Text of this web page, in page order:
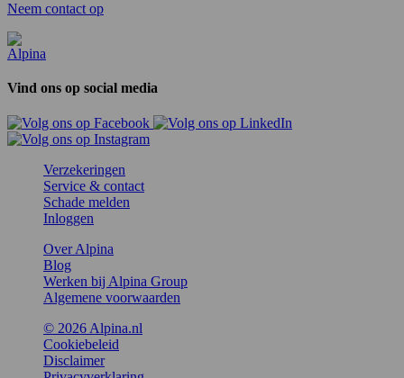
Neem contact op
Vind ons op social media
Verzekeringen
Service & contact
Schade melden
Inloggen
Over Alpina
Blog
Werken bij Alpina Group
Algemene voorwaarden
© 2026 Alpina.nl
Cookiebeleid
Disclaimer